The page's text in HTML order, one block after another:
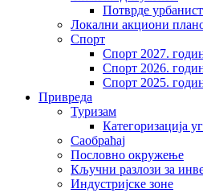
Потврде
Локални акциони
Спорт
Спорт 2027.
Спорт 2026.
Спорт 2025.
Привреда
Туризам
Категоризација
Саобраћај
Пословно окружење
Кључни разлози за
Индустријске зоне